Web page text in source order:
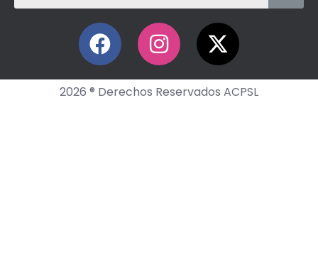
2026 ® Derechos Reservados ACPSL